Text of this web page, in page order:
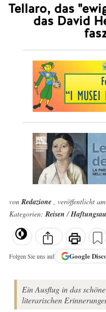
Tellaro, das
das David
vonRedazione , veröffentlicht
Kategorien:Reisen/
Folgen Sie uns auf Google
Ein Ausflug in das
literarischen